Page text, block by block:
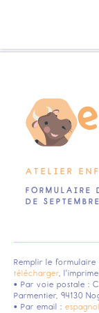
ATELIER
FORMULAIRE
DE
Remplir le
télécharger,
• Par voie postale :
Parmentier, 94130
• Par email :